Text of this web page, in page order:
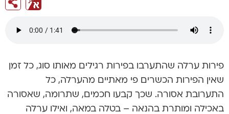
פירות ערלה שהתערבו בפירות רגילים מאותו סוג, כל זמן
שאין הפירות הכשרים פי מאתיים מהערלה, כל
התערובת אסורה. שכך קבעו חכמים, שתרומה, שאסורה
באכילה ומותרת בהנאה – בטלה במאה, ואילו ערלה